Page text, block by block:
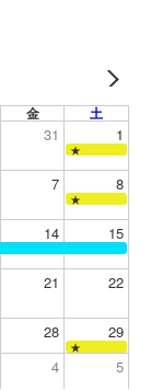
金 土
31 1
★
7 8
★
14 15
21 22
28 29
★
4 5